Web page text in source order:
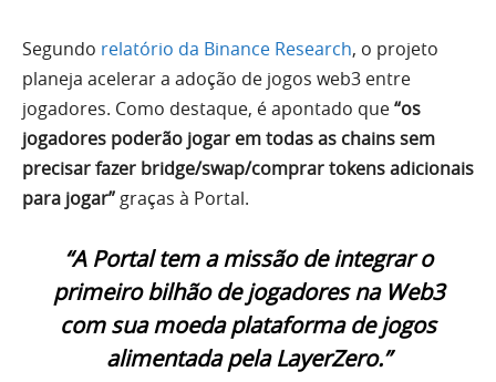
Segundo relatório da Binance Research, o projeto
planeja acelerar a adoção de jogos web3 entre
jogadores. Como destaque, é apontado que“os
jogadores poderão jogar em todas as chains sem
precisar fazer bridge/swap/comprar tokens adicionais
para jogar” graças à Portal.
“A Portal tem a missão de integrar o
primeiro bilhão de jogadores na Web3
com sua moeda plataforma de jogos
alimentada pela LayerZero.”